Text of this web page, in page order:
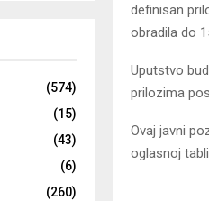
definisan
obradila do
Uputstvo
prilozima
Ovaj javni
oglasnoj
(574)
(15)
(43)
(6)
(260)